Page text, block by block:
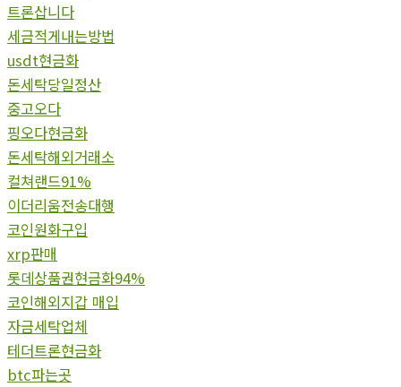
트론삽니다
세금적게내는방법
usdt현금화
돈세탁당일정산
중고오다
핑오다현금화
돈세탁해외거래소
컬쳐랜드91%
이더리움전송대행
코인원화구입
xrp판매
롯데상품권현금화94%
코인해외지갑 매입
자금세탁업체
테더트론현금화
btc파는곳